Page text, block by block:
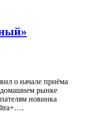
о начале приёма
домашнем рынке
новинка